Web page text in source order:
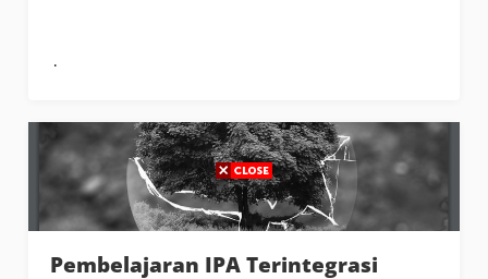
Pembelajaran IPA Terintegrasi